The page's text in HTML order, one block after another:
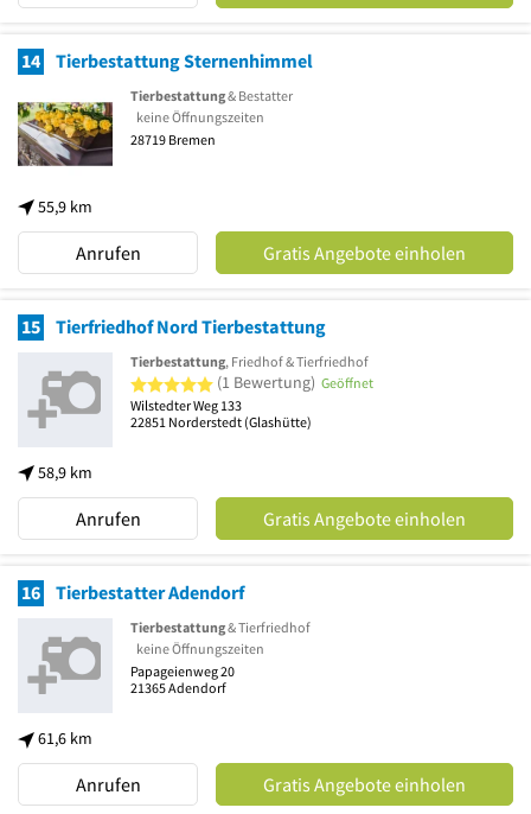
14 Tierbestattung Sternenhimmel
55,9 km
Tierbestattung& Bestatter
keine Öffnungszeiten
28719 Bremen
Anrufen Gratis Angebote einholen
15 Tierfriedhof Nord Tierbestattung
58,9 km
Tierbestattung, Friedhof & Tierfriedhof
5 von 5 Sternen
(1 Bewertung) Geöffnet
Wilstedter Weg 133
22851 Norderstedt (Glashütte)
Anrufen Gratis Angebote einholen
16 Tierbestatter Adendorf
61,6 km
Tierbestattung& Tierfriedhof
keine Öffnungszeiten
Papageienweg 20
21365Adendorf
Anrufen Gratis Angebote einholen